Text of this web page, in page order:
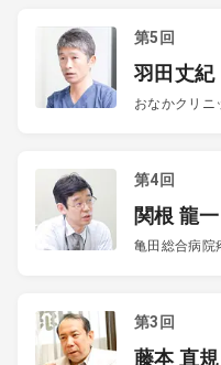
第5回
羽田丈紀
おなかクリニ
第4回
関根 龍一
亀田総合病院
第3回
藤本 直規